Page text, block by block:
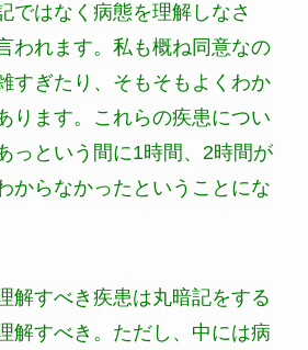
ではなく病態を理解しなさ
われます。私も概ね同意なの
すぎたり、そもそもよくわか
ります。これらの疾患につい
っという間に1時間、2時間が
からなかったということにな
解すべき疾患は丸暗記をする
解すべき。ただし、中には病